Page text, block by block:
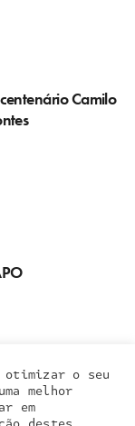
Camilo
o seu
melhor
em